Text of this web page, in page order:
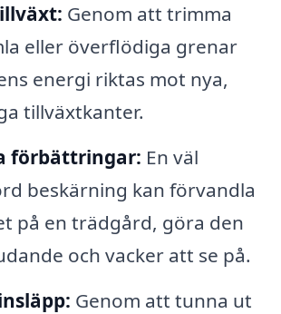
Genom att trimma
eller överflödiga grenar
energi riktas mot nya,
tillväxtkanter.
förbättringar: En väl
beskärning kan förvandla
på en trädgård, göra den
och vacker att se på.
Genom att tunna ut